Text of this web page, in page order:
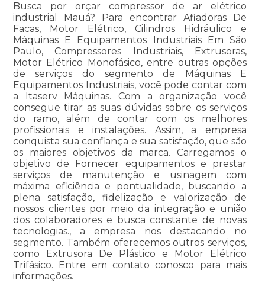
Busca por orçar compressor de ar elétrico
industrial Mauá? Para encontrar Afiadoras De
Facas, Motor Elétrico, Cilindros Hidráulico e
Máquinas E Equipamentos Industriais Em São
Paulo, Compressores Industriais, Extrusoras,
Motor Elétrico Monofásico, entre outras opções
de serviços do segmento de Máquinas E
Equipamentos Industriais, você pode contar com
a Itaserv Máquinas. Com a organização você
consegue tirar as suas dúvidas sobre os serviços
do ramo, além de contar com os melhores
profissionais e instalações. Assim, a empresa
conquista sua confiança e sua satisfação, que são
os maiores objetivos da marca. Carregamos o
objetivo de Fornecer equipamentos e prestar
serviços de manutenção e usinagem com
máxima eficiência e pontualidade, buscando a
plena satisfação, fidelização e valorização de
nossos clientes por meio da integração e união
dos colaboradores e busca constante de novas
tecnologias., a empresa nos destacando no
segmento. Também oferecemos outros serviços,
como Extrusora De Plástico e Motor Elétrico
Trifásico. Entre em contato conosco para mais
informações.